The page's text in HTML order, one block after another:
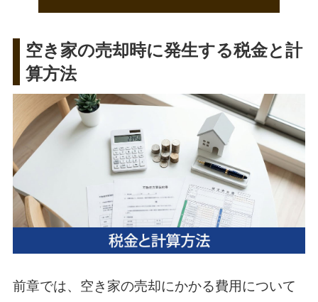
空き家の売却時に発生する税金と計
算方法
前章では、空き家の売却にかかる費用について